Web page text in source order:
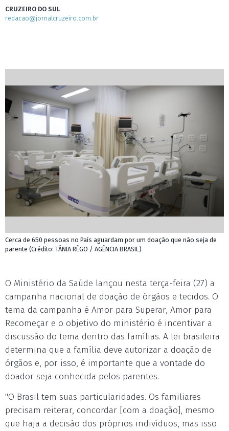
CRUZEIRO DO SUL
redacao@jornalcruzeiro.com.br
Cerca de 650 pessoas no País aguardam por um doação que não seja de
parente (Crédito: TÂNIA RÊGO / AGÊNCIA BRASIL)
O Ministério da Saúde lançou nesta terça-feira (27) a
campanha nacional de doação de órgãos e tecidos. O
tema da campanha é Amor para Superar, Amor para
Recomeçar e o objetivo do ministério é incentivar a
discussão do tema dentro das famílias. A lei brasileira
determina que a família deve autorizar a doação de
órgãos e, por isso, é importante que a vontade do
doador seja conhecida pelos parentes.
"O Brasil tem suas particularidades. Os familiares
precisam reiterar, concordar [com a doação], mesmo
que haja a decisão dos próprios indivíduos, mas isso